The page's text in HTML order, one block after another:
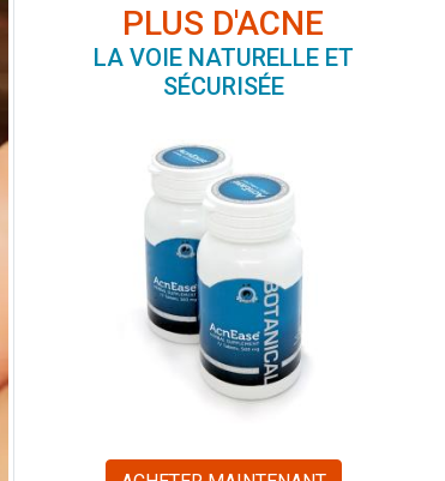
PLUS D'ACNE
LA VOIE NATURELLE ET
SÉCURISÉE